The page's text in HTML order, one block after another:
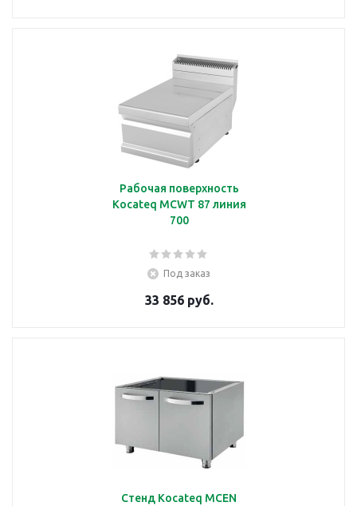
Рабочая поверхность
Kocateq MCWT 87 линия
700
Под заказ
33 856 руб.
Стенд Kocateq MCEN